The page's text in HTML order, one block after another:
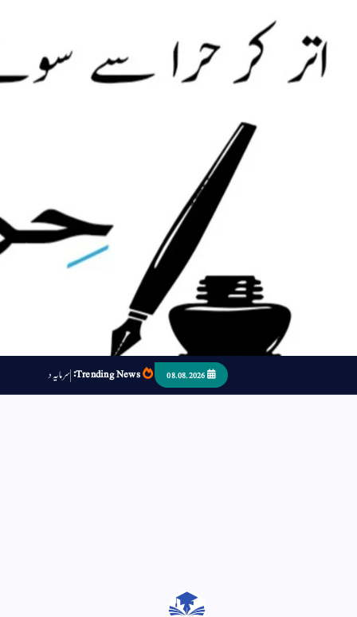
Trending News: سمیدا